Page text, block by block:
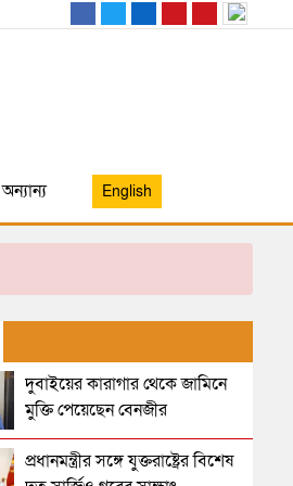
অন্যান্য English
দুবাইয়ের কারাগার থেকে জামিনে
মুক্তি পেয়েছেন বেনজীর
প্রধানমন্ত্রীর সঙ্গে যুক্তরাষ্ট্রের বিশেষ